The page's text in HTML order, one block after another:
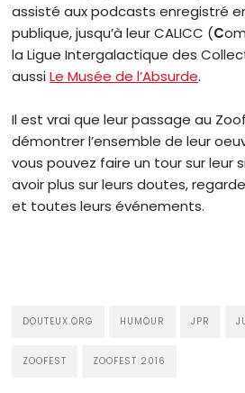
assisté aux podcasts enregistré
publique, jusqu’à leur CALICC (C
la Ligue Intergalactique des
aussiLe Musée de l’Absurde.
Il est vrai que leur passage au
démontrer l’ensemble de leur
vous pouvez faire un tour sur leur
avoir plus sur leurs doutes,
et toutes leurs événements.
DOUTEUX.ORG HUMOUR JPR
ZOOFEST ZOOFEST 2016